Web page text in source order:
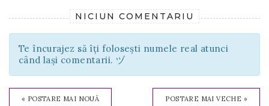
NICIUN COMENTARIU
Te încurajez să îți folosești numele real atunci
când lași comentarii. ヅ
« POSTARE MAI NOUĂ POSTARE MAI VECHE »